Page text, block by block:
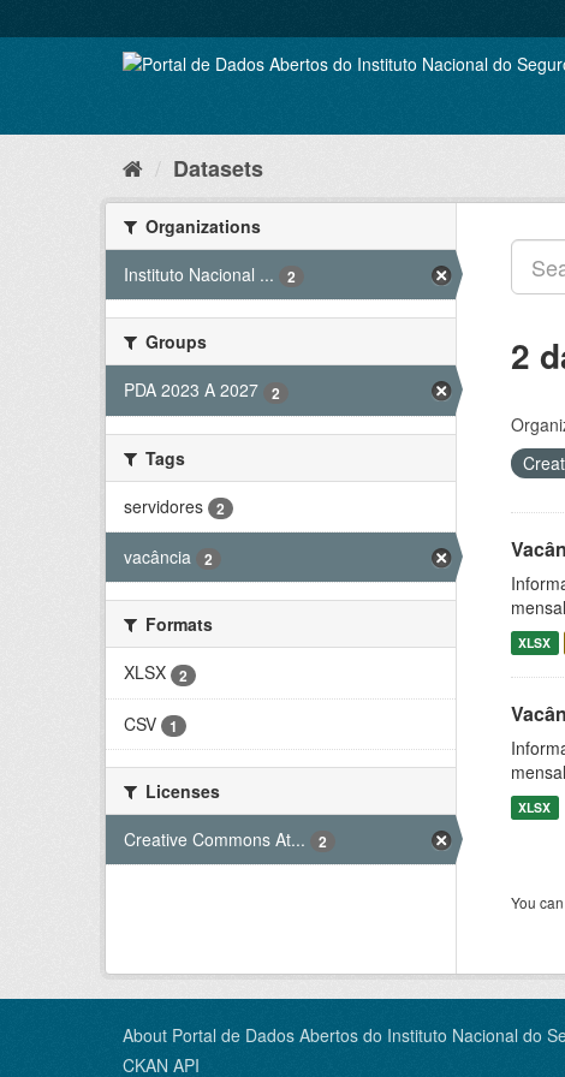
to
Datasets
Organizations
Instituto Nacional ...
2
Groups
PDA 2023 A 2027
2
Tags
servidores
2
vacância 2
Formats
XLSX
2
CSV 1
Licenses
Creative Commons At...
2
2
XLSX
XLSX
You
About Portal de Dados Abertos do Instituto Nacional do
CKAN API